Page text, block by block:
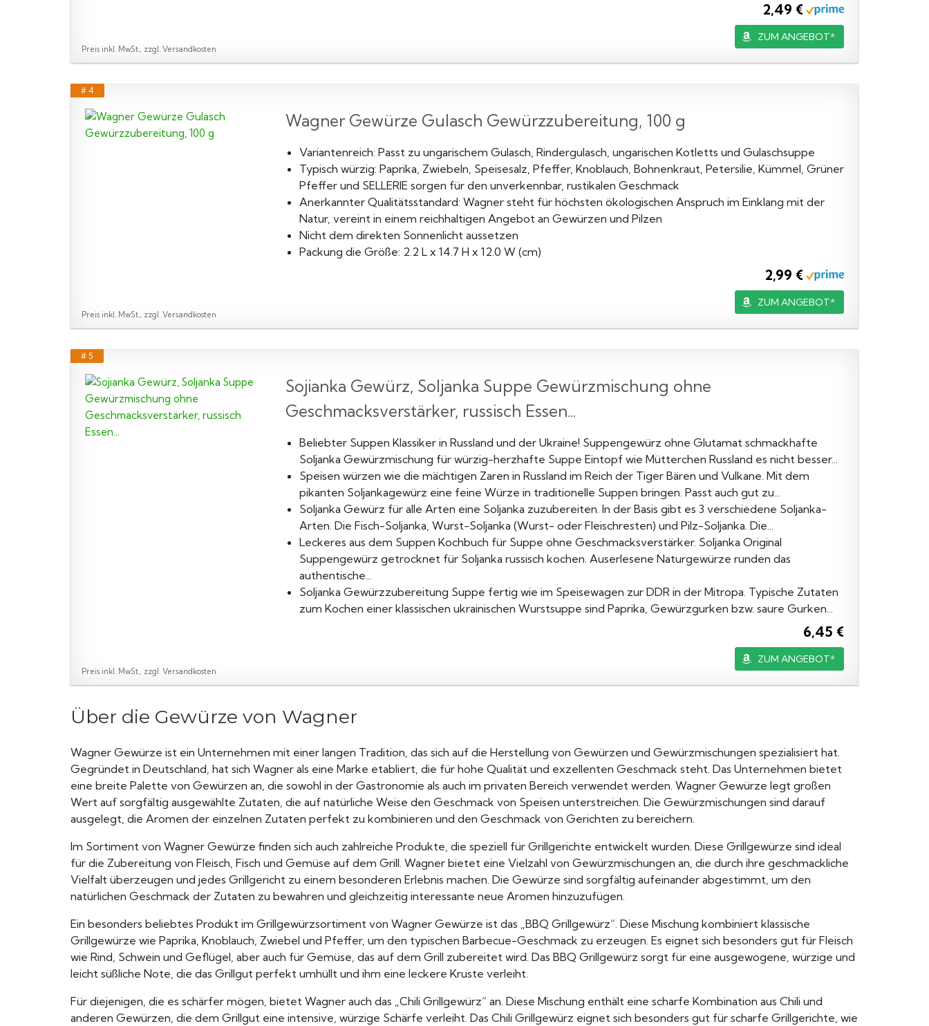
2,49 €
ZUM ANGEBOT*
Preis inkl. MwSt., zzgl. Versandkosten
# 4
Wagner Gewürze Gulasch Gewürzzubereitung, 100 g
Variantenreich: Passt zu ungarischem Gulasch, Rindergulasch, ungarischen Kotletts und Gulaschsuppe
Typisch würzig: Paprika, Zwiebeln, Speisesalz, Pfeffer, Knoblauch, Bohnenkraut, Petersilie, Kümmel, Grüner
Pfeffer und SELLERIE sorgen für den unverkennbar, rustikalen Geschmack
Anerkannter Qualitätsstandard: Wagner steht für höchsten ökologischen Anspruch im Einklang mit der
Natur, vereint in einem reichhaltigen Angebot an Gewürzen und Pilzen
Nicht dem direkten Sonnenlicht aussetzen
Packung die Größe: 2.2 L x 14.7 H x 12.0 W (cm)
2,99 €
ZUM ANGEBOT*
Preis inkl. MwSt., zzgl. Versandkosten
# 5
Sojianka Gewürz, Soljanka Suppe Gewürzmischung ohne
Geschmacksverstärker, russisch Essen...
Beliebter Suppen Klassiker in Russland und der Ukraine! Suppengewürz ohne Glutamat schmackhafte
Soljanka Gewürzmischung für würzig-herzhafte Suppe Eintopf wie Mütterchen Russland es nicht besser...
Speisen würzen wie die mächtigen Zaren in Russland im Reich der Tiger Bären und Vulkane. Mit dem
pikanten Soljankagewürz eine feine Würze in traditionelle Suppen bringen. Passt auch gut zu...
Soljanka Gewürz für alle Arten eine Soljanka zuzubereiten. In der Basis gibt es 3 verschiedene Soljanka-
Arten. Die Fisch-Soljanka, Wurst-Soljanka (Wurst- oder Fleischresten) und Pilz-Soljanka. Die...
Leckeres aus dem Suppen Kochbuch für Suppe ohne Geschmacksverstärker. Soljanka Original
Suppengewürz getrocknet für Soljanka russisch kochen. Auserlesene Naturgewürze runden das
authentische...
Soljanka Gewürzzubereitung Suppe fertig wie im Speisewagen zur DDR in der Mitropa. Typische Zutaten
zum Kochen einer klassischen ukrainischen Wurstsuppe sind Paprika, Gewürzgurken bzw. saure Gurken...
6,45 €
ZUM ANGEBOT*
Preis inkl. MwSt., zzgl. Versandkosten
Über die Gewürze von Wagner
Wagner Gewürze ist ein Unternehmen mit einer langen Tradition, das sich auf die Herstellung von Gewürzen und Gewürzmischungen spezialisiert hat.
Gegründet in Deutschland, hat sich Wagner als eine Marke etabliert, die für hohe Qualität und exzellenten Geschmack steht. Das Unternehmen bietet
eine breite Palette von Gewürzen an, die sowohl in der Gastronomie als auch im privaten Bereich verwendet werden. Wagner Gewürze legt großen
Wert auf sorgfältig ausgewählte Zutaten, die auf natürliche Weise den Geschmack von Speisen unterstreichen. Die Gewürzmischungen sind darauf
ausgelegt, die Aromen der einzelnen Zutaten perfekt zu kombinieren und den Geschmack von Gerichten zu bereichern.
Im Sortiment von Wagner Gewürze finden sich auch zahlreiche Produkte, die speziell für Grillgerichte entwickelt wurden. Diese Grillgewürze sind ideal
für die Zubereitung von Fleisch, Fisch und Gemüse auf dem Grill. Wagner bietet eine Vielzahl von Gewürzmischungen an, die durch ihre geschmackliche
Vielfalt überzeugen und jedes Grillgericht zu einem besonderen Erlebnis machen. Die Gewürze sind sorgfältig aufeinander abgestimmt, um den
natürlichen Geschmack der Zutaten zu bewahren und gleichzeitig interessante neue Aromen hinzuzufügen.
Ein besonders beliebtes Produkt im Grillgewürzsortiment von Wagner Gewürze ist das „BBQ Grillgewürz“. Diese Mischung kombiniert klassische
Grillgewürze wie Paprika, Knoblauch, Zwiebel und Pfeffer, um den typischen Barbecue-Geschmack zu erzeugen. Es eignet sich besonders gut für Fleisch
wie Rind, Schwein und Geflügel, aber auch für Gemüse, das auf dem Grill zubereitet wird. Das BBQ Grillgewürz sorgt für eine ausgewogene, würzige und
leicht süßliche Note, die das Grillgut perfekt umhüllt und ihm eine leckere Kruste verleiht.
Für diejenigen, die es schärfer mögen, bietet Wagner auch das „Chili Grillgewürz“ an. Diese Mischung enthält eine scharfe Kombination aus Chili und
anderen Gewürzen, die dem Grillgut eine intensive, würzige Schärfe verleiht. Das Chili Grillgewürz eignet sich besonders gut für scharfe Grillgerichte, wie